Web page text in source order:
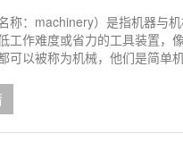
称：machinery）是指机器与
工作难度或省力的工具装置，
可以被称为机械，他们是简单